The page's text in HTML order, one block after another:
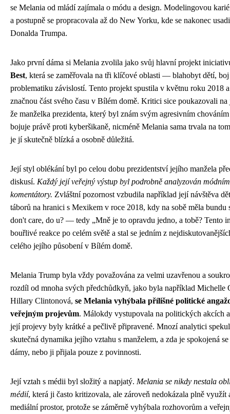
se Melania od mládí zajímala o módu a design. Modelingovou
a postupně se propracovala až do New Yorku, kde se nakonec
Donalda Trumpa.
Jako první dáma si Melania zvolila jako svůj hlavní projekt
Best, která se zaměřovala na tři klíčové oblasti — blahobyt dětí,
problematiku závislostí. Tento projekt spustila v květnu roku 2018
značnou část svého času v Bílém domě. Kritici sice poukazovali
že manželka prezidenta, který byl znám svým agresivním
bojuje právě proti kyberšikaně, nicméně Melania sama trvala na
je jí skutečně blízká a osobně důležitá.
Její styl oblékání byl po celou dobu prezidentství jejího manžela
diskusí. Každý její veřejný výstup byl podrobně analyzován
komentátory. Zvláštní pozornost vzbudila například její návštěva
táborů na hranici s Mexikem v roce 2018, kdy na sobě měla bundu
don't care, do u? — tedy „Mně je to opravdu jedno, a tobě? Tento
bouřlivé reakce po celém světě a stal se jedním z
celého jejího působení v Bílém domě.
Melania Trump byla vždy považována za velmi uzavřenou a
rozdíl od mnoha svých předchůdkyň, jako byla například Michelle
Hillary Clintonová, se Melania vyhýbala přílišné politické
veřejným projevům. Málokdy vystupovala na politických akcích
její projevy byly krátké a pečlivě připravené. Mnozí analytici
skutečná dynamika jejího vztahu s manželem, a zda je spokojená
dámy, nebo ji přijala pouze z povinnosti.
Její vztah s médii byl složitý a napjatý. Melania se nikdy nestala
médií, která ji často kritizovala, ale zároveň nedokázala plně
mediální prostor, protože se záměrně vyhýbala rozhovorům a